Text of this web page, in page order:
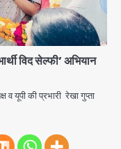
विद सेल्फी’ अभियान
व यूपी की प्रभारी रेखा गुप्ता
बनकर 3 लाख
के पीछे
सेक्टर-49 में 18